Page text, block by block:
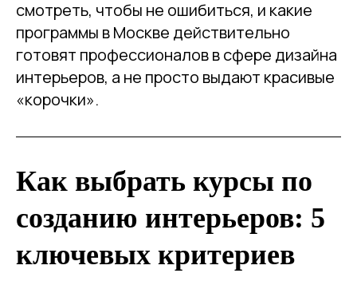
смотреть, чтобы не ошибиться, и какие
программы в Москве действительно
готовят профессионалов в сфере дизайна
интерьеров, а не просто выдают красивые
«корочки».
Как выбрать курсы по
созданию интерьеров: 5
ключевых критериев